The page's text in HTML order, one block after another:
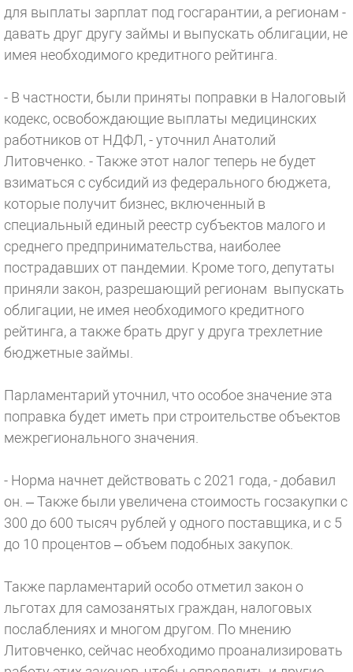
для выплаты зарплат под госгарантии, а регионам -
давать друг другу займы и выпускать облигации, не
имея необходимого кредитного рейтинга.
- В частности, были приняты поправки в Налоговый
кодекс, освобождающие выплаты медицинских
работников от НДФЛ, - уточнил Анатолий
Литовченко. - Также этот налог теперь не будет
взиматься с субсидий из федерального бюджета,
которые получит бизнес, включенный в
специальный единый реестр субъектов малого и
среднего предпринимательства, наиболее
пострадавших от пандемии. Кроме того, депутаты
приняли закон, разрешающий регионам выпускать
облигации, не имея необходимого кредитного
рейтинга, а также брать друг у друга трехлетние
бюджетные займы.
Парламентарий уточнил, что особое значение эта
поправка будет иметь при строительстве объектов
межрегионального значения.
- Норма начнет действовать с 2021 года, - добавил
он. – Также были увеличена стоимость госзакупки с
300 до 600 тысяч рублей у одного поставщика, и с 5
до 10 процентов – объем подобных закупок.
Также парламентарий особо отметил закон о
льготах для самозанятых граждан, налоговых
послаблениях и многом другом. По мнению
Литовченко, сейчас необходимо проанализировать